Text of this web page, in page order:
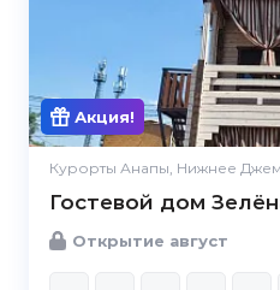
Акция!
Курорты Анапы, Нижнее
Гостевой дом
Открытие август